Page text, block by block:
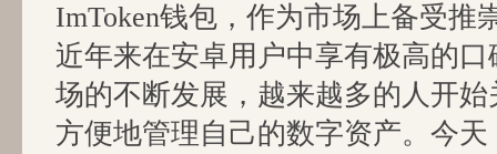
ImToken钱包，作为市场上备受推
近年来在安卓用户中享有极高的
场的不断发展，越来越多的人开
方便地管理自己的数字资产。今